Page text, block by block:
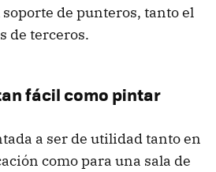
de punteros, tanto el
de terceros.
fácil como pintar
a ser de utilidad tanto en
como para una sala de